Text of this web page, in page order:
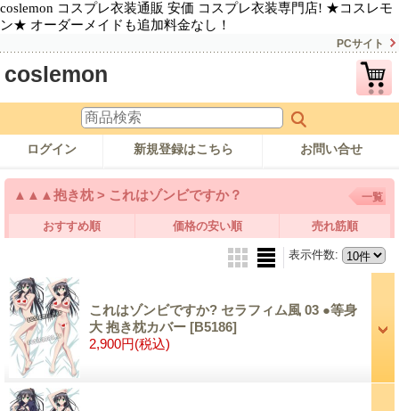
coslemon コスプレ衣装通販 安価 コスプレ衣装専門店! ★コスレモ
ン★ オーダーメイドも追加料金なし！
PCサイト
coslemon
ログイン 新規登録はこちら お問い合せ
▲▲▲抱き枕 > これはゾンビですか？ 一覧
おすすめ順 価格の安い順 売れ筋順
表示件数:
これはゾンビですか? セラフィム風 03 ●等身
大 抱き枕カバー [B5186]
2,900円(税込)